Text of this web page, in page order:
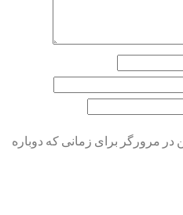
در مرورگر برای زمانی که دوباره